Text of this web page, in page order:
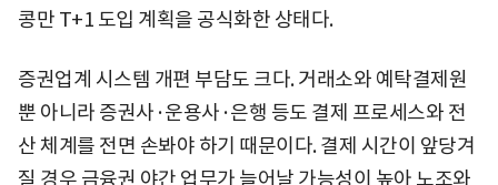
콩만 T+1 도입 계획을 공식화한 상태다.
증권업계 시스템 개편 부담도 크다. 거래소와 예탁결제원
뿐 아니라 증권사·운용사·은행 등도 결제 프로세스와 전
산 체계를 전면 손봐야 하기 때문이다. 결제 시간이 앞당겨
질 경우 금융권 야간 업무가 늘어날 가능성이 높아 노조와